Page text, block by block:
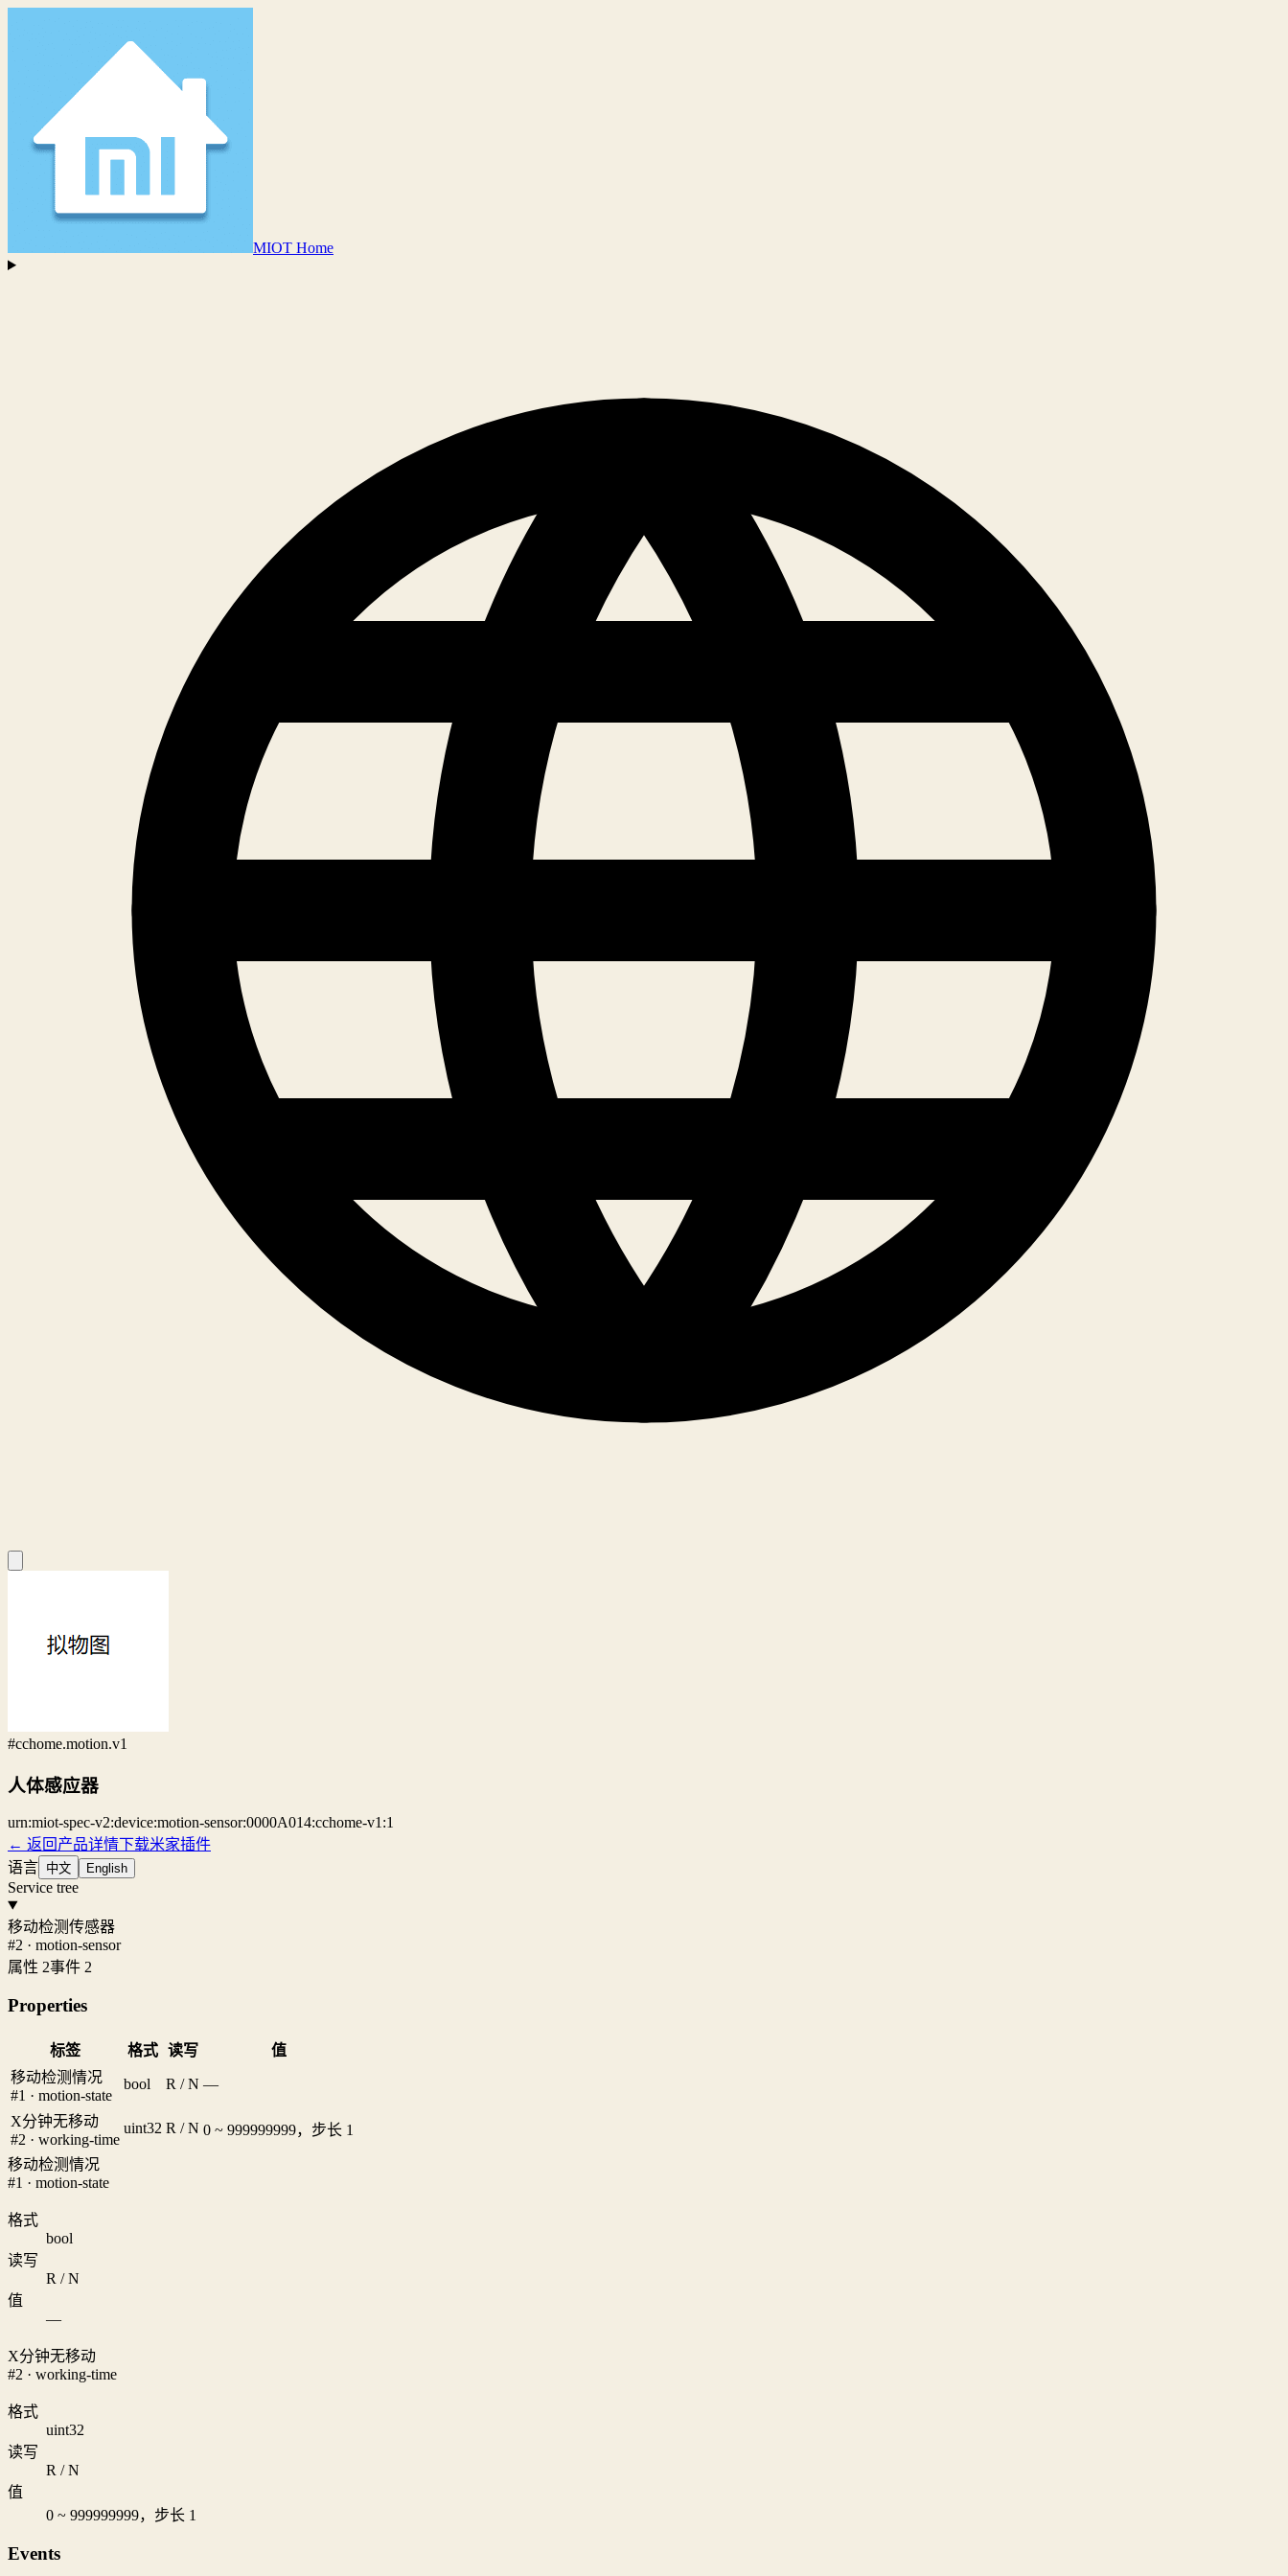
MIOT Home
#cchome.motion.v1
人体感应器
urn:miot-spec-v2:device:motion-sensor:0000A014:cchome-v1:1
← 返回产品详情下载米家插件
语言 中文 English
Service tree
移动检测传感器
#2 · motion-sensor
属性 2事件 2
Properties
标签 格式 读写
值
移动检测情况
#1 · motion-state
bool R / N —
X分钟无移动
#2 · working-time
uint32 R / N 0 ~ 999999999，步长 1
移动检测情况
#1 · motion-state
格式
bool
读写
R / N
值
—
X分钟无移动
#2 · working-time
格式
uint32
读写
R / N
值
0 ~ 999999999，步长 1
Events